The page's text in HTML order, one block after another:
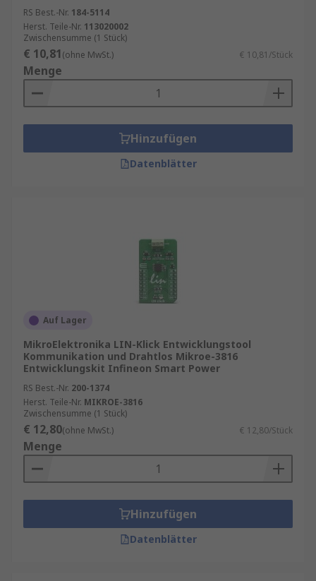
RS Best.-Nr. 184-5114
Herst. Teile-Nr. 113020002
Zwischensumme (1 Stück)
€ 10,81(ohne MwSt.) € 10,81/Stück
Menge
Hinzufügen
Datenblätter
Auf Lager
MikroElektronika LIN-Klick Entwicklungstool
Kommunikation und Drahtlos Mikroe-3816
Entwicklungskit Infineon Smart Power
RS Best.-Nr. 200-1374
Herst. Teile-Nr. MIKROE-3816
Zwischensumme (1 Stück)
€ 12,80(ohne MwSt.) € 12,80/Stück
Menge
Hinzufügen
Datenblätter